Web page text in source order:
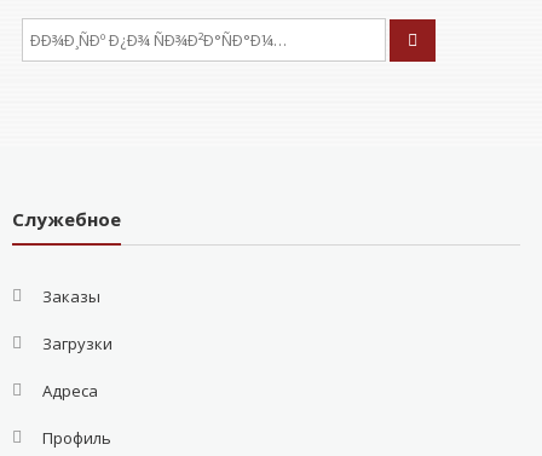
ÐÑÐºÐ°ÑÑ:
Служебное
Заказы
Загрузки
Адреса
Профиль